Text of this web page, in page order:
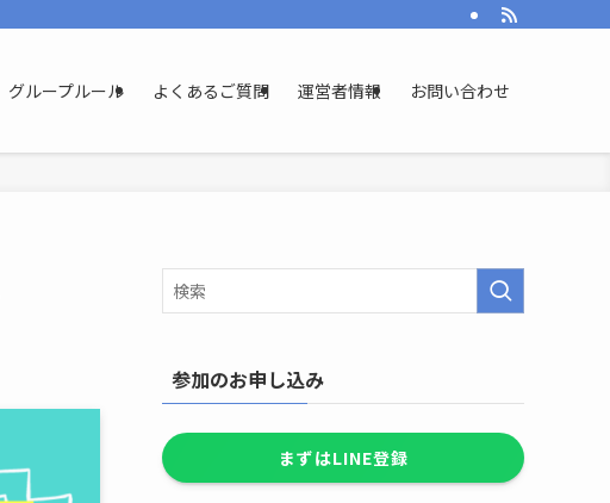
グループルール よくあるご質問 運営者情報 お問い合わせ
参加のお申し込み
まずはLINE登録